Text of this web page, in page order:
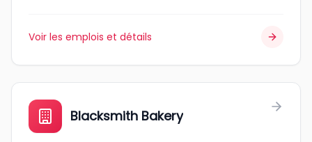
Voir les emplois et détails
Blacksmith Bakery